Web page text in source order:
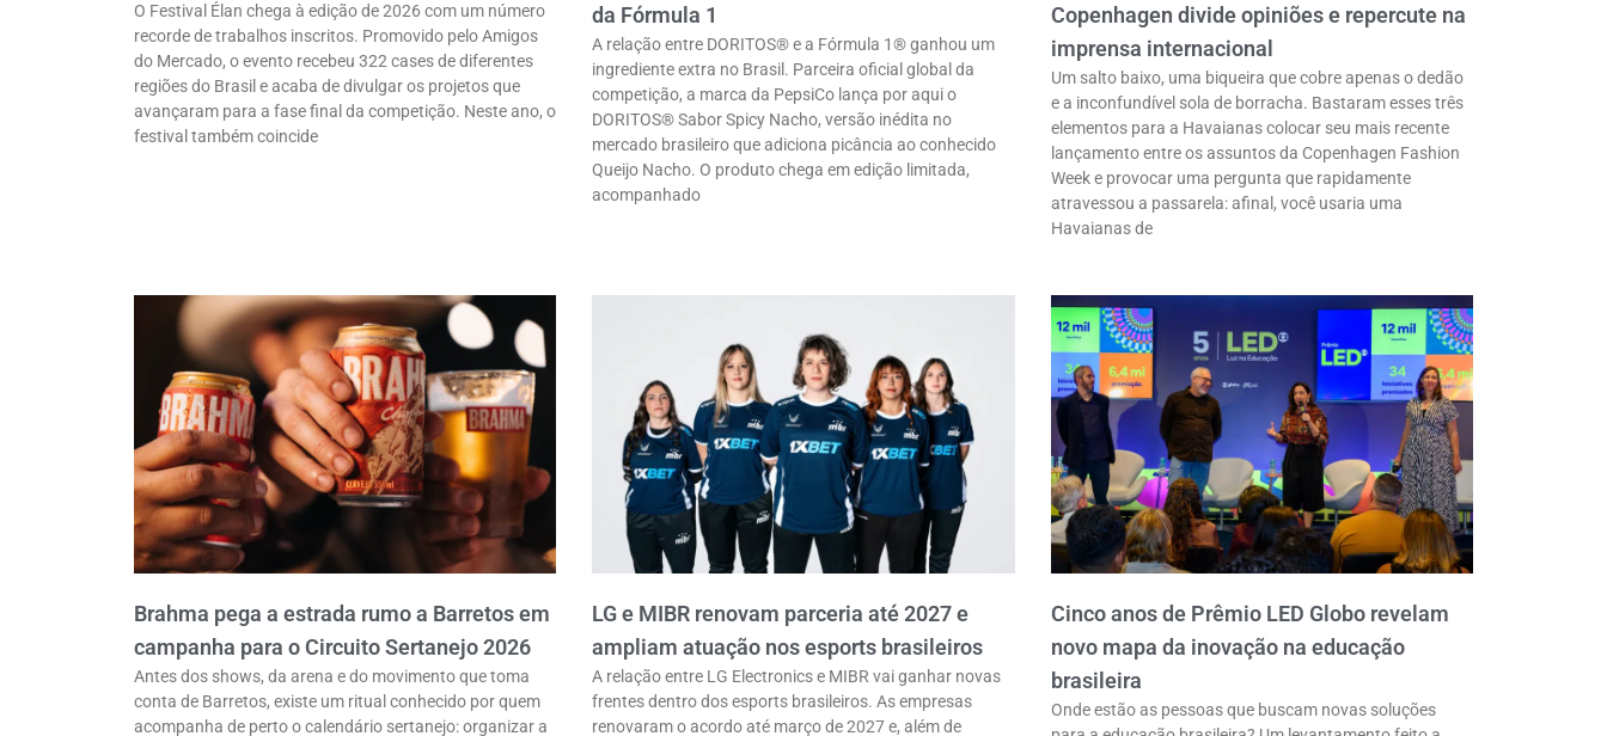
O Festival Élan chega à edição de 2026 com um número
recorde de trabalhos inscritos. Promovido pelo Amigos
do Mercado, o evento recebeu 322 cases de diferentes
regiões do Brasil e acaba de divulgar os projetos que
avançaram para a fase final da competição. Neste ano, o
festival também coincide
da Fórmula 1
A relação entre DORITOS® e a Fórmula 1® ganhou um
ingrediente extra no Brasil. Parceira oficial global da
competição, a marca da PepsiCo lança por aqui o
DORITOS® Sabor Spicy Nacho, versão inédita no
mercado brasileiro que adiciona picância ao conhecido
Queijo Nacho. O produto chega em edição limitada,
acompanhado
Copenhagen divide opiniões e repercute na
imprensa internacional
Um salto baixo, uma biqueira que cobre apenas o dedão
e a inconfundível sola de borracha. Bastaram esses três
elementos para a Havaianas colocar seu mais recente
lançamento entre os assuntos da Copenhagen Fashion
Week e provocar uma pergunta que rapidamente
atravessou a passarela: afinal, você usaria uma
Havaianas de
Brahma pega a estrada rumo a Barretos em
campanha para o Circuito Sertanejo 2026
Antes dos shows, da arena e do movimento que toma
conta de Barretos, existe um ritual conhecido por quem
acompanha de perto o calendário sertanejo: organizar a
LG e MIBR renovam parceria até 2027 e
ampliam atuação nos esports brasileiros
A relação entre LG Electronics e MIBR vai ganhar novas
frentes dentro dos esports brasileiros. As empresas
renovaram o acordo até março de 2027 e, além de
Cinco anos de Prêmio LED Globo revelam
novo mapa da inovação na educação
brasileira
Onde estão as pessoas que buscam novas soluções